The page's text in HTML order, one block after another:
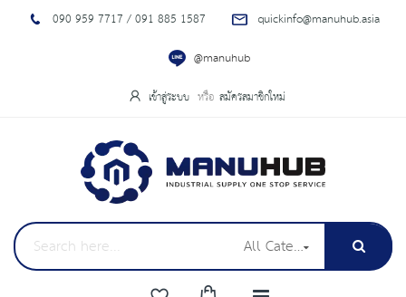
090 959 7717 / 091 885 1587
quickinfo@manuhub.asia
@manuhub
เข้าสู่ระบบ สมัครสมาชิกใหม่
All Categories